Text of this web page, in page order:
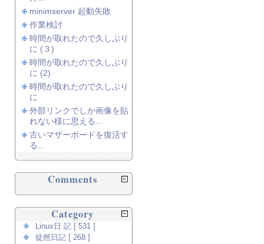
minimserver 起動失敗
作業検討
時間が取れたので久しぶり
に (３)
時間が取れたので久しぶり
に (2)
時間が取れたので久しぶり
に
外部リンクでしか画像を貼
れない様に思える...
古いマザーボードを復活す
る...
Comments
Category
Linux日 記 [ 531 ]
徒然日記 [ 268 ]